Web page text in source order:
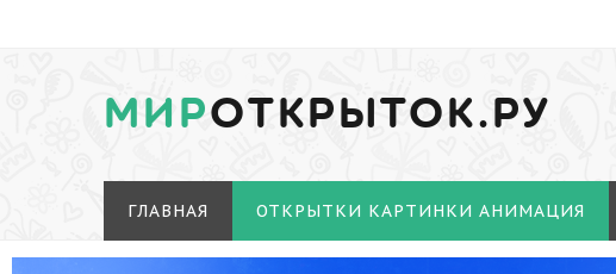
МИРОТКРЫТОК.РУ
ГЛАВНАЯ ОТКРЫТКИ КАРТИНКИ АНИМАЦИЯ